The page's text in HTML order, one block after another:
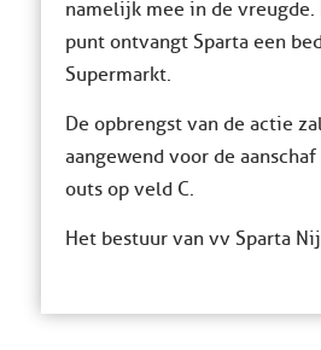
namelijk mee in de vreugde.
punt ontvangt Sparta een
Supermarkt.
De opbrengst van de actie
aangewend voor de
outs op veld C.
Het bestuur van vv Sparta